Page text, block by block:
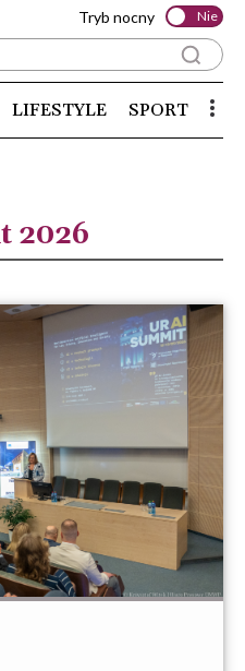
Tryb nocny Nie
LIFESTYLE SPORT
2026